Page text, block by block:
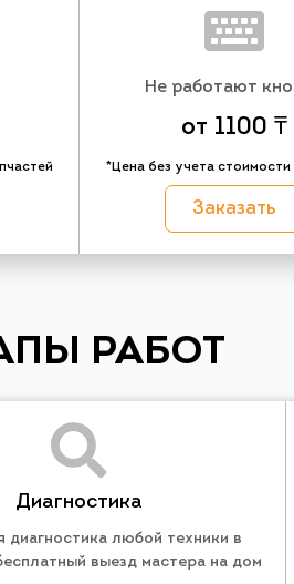
Не работают
от 1100 ₸
*Цена без учета стоимости
Заказать
РАБОТ
Диагностика
диагностика любой техники в
выезд мастера на дом